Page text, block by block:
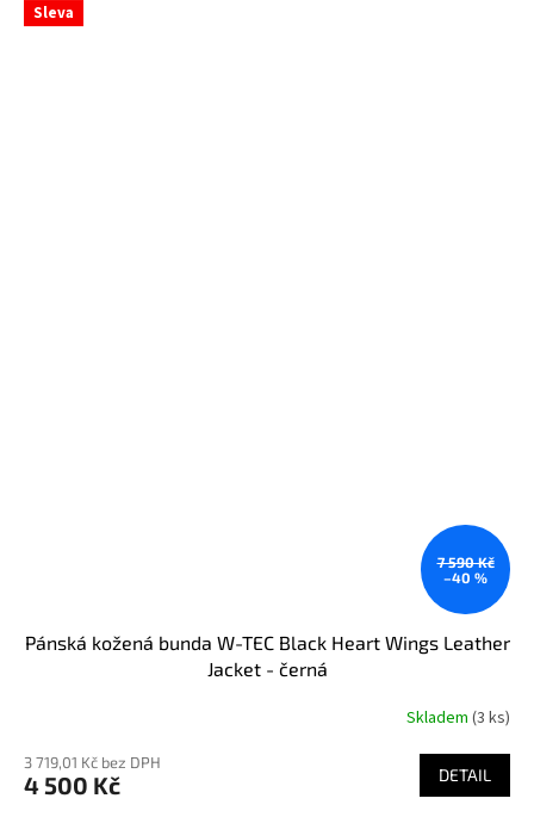
Sleva
7 590 Kč
–40 %
Pánská kožená bunda W-TEC Black Heart Wings Leather
Jacket - černá
produktu
je
Skladem(3 ks)
3 719,01 Kč bez DPH
4 500 Kč DETAIL